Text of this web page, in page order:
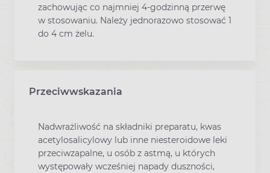
zachowując co najmniej 4-godzinną przerwę
w stosowaniu. Należy jednorazowo stosować 1
do 4 cm żelu.
Przeciwwskazania
Nadwrażliwość na składniki preparatu, kwas
acetylosalicylowy lub inne niesteroidowe leki
przeciwzapalne, u osób z astmą, u których
występowały wcześniej napady duszności,